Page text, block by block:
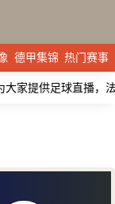
德甲集锦 热门赛事
家提供足球直播，